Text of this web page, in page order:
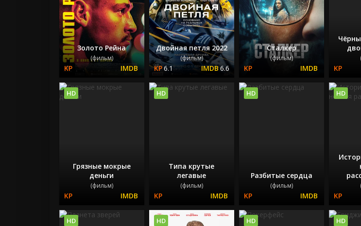
Золото Рейна
(фильм)
Двойная петля 2022
(фильм)
6.1 6.6
Сталкер
(фильм)
Грязные мокрые
деньги
(фильм)
HD
Типа крутые
легавые
(фильм)
HD
Разбитые сердца
(фильм)
HD HD
HD HD HD HD